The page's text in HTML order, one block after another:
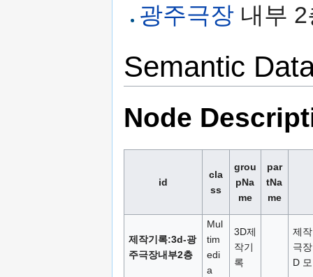
광주극장 내부
Semantic
Node
id
cla
ss
grou
pNa
me
par
tNa
me
제작기록:3d-광
주극장내부2층
Mul
tim
edi
a
3D제
작기
록
제
극
D